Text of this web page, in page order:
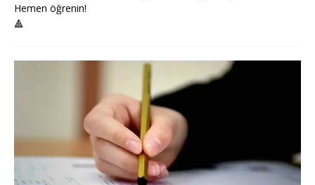
Hemen öğrenin!
🔺